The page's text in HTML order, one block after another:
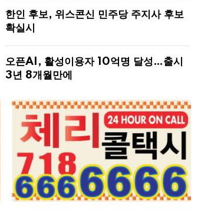
한인 후보, 위스콘신 민주당 주지사 후보
확실시
오픈AI, 활성이용자 10억명 달성…출시
3년 8개월만에